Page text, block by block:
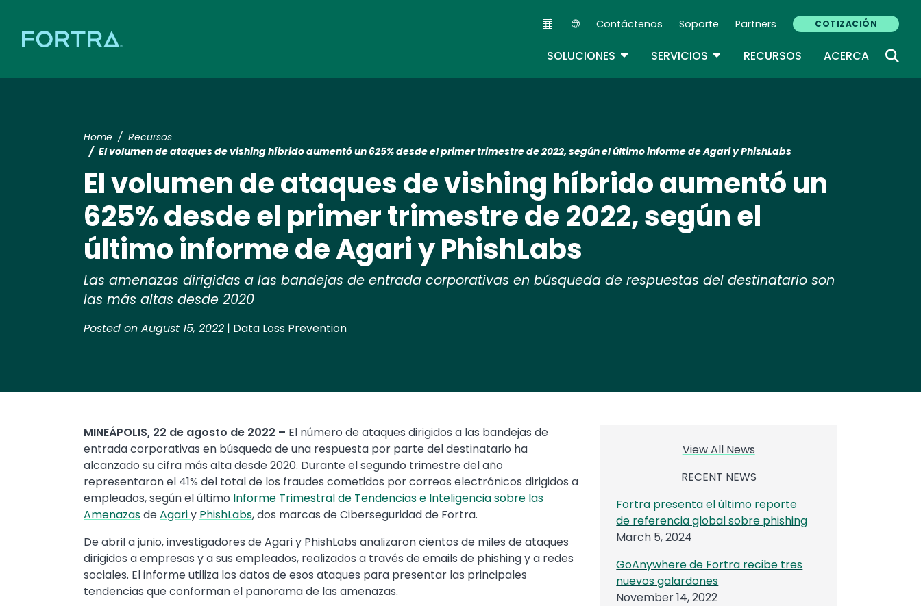
Secondary Navigation (ES)
Contáctenos Soporte Partners COTIZACIÓN
SOLUCIONES TOGGLE DROPDOWN
SERVICIOS TOGGLE DROPDOWN
RECURSOS ACERCA
Home
Recursos
El volumen de ataques de vishing híbrido aumentó un 625% desde el primer trimestre de 2022, según el último informe de Agari y PhishLabs
El volumen de ataques de vishing híbrido aumentó un
625% desde el primer trimestre de 2022, según el
último informe de Agari y PhishLabs
Las amenazas dirigidas a las bandejas de entrada corporativas en búsqueda de respuestas del destinatario son
las más altas desde 2020
Posted on August 15, 2022 | Data Loss Prevention
MINEÁPOLIS, 22 de agosto de 2022 – El número de ataques dirigidos a las bandejas de
entrada corporativas en búsqueda de una respuesta por parte del destinatario ha
alcanzado su cifra más alta desde 2020. Durante el segundo trimestre del año
representaron el 41% del total de los fraudes cometidos por correos electrónicos dirigidos a
empleados, según el último Informe Trimestral de Tendencias e Inteligencia sobre las
AmenazasdeAgariy PhishLabs, dos marcas de Ciberseguridad de Fortra.
De abril a junio, investigadores de Agari y PhishLabs analizaron cientos de miles de ataques
dirigidos a empresas y a sus empleados, realizados a través de emails de phishing y a redes
sociales. El informe utiliza los datos de esos ataques para presentar las principales
tendencias que conforman el panorama de las amenazas.
View All News
RECENT NEWS
Fortra presenta el último reporte
de referencia global sobre phishing
March 5, 2024
GoAnywhere de Fortra recibe tres
nuevos galardones
November 14, 2022